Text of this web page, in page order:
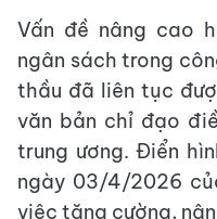
Vấn đề nâng cao
ngân sách trong
thầu đã liên tục
văn bản chỉ đạo
trung ương. Điển
ngày 03/4/2026
việc tăng cường,